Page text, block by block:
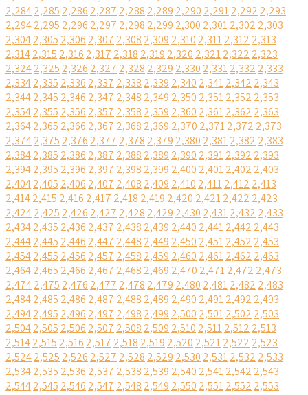
2,2842,285 2,286 2,287 2,288 2,289 2,290 2,2912,292 2,293
2,2942,295 2,296 2,297 2,298 2,299 2,300 2,3012,302 2,303
2,3042,305 2,306 2,307 2,308 2,309 2,310 2,3112,312 2,313
2,3142,315 2,316 2,317 2,318 2,319 2,320 2,3212,322 2,323
2,3242,325 2,326 2,327 2,328 2,329 2,330 2,3312,332 2,333
2,3342,335 2,336 2,337 2,338 2,339 2,340 2,3412,342 2,343
2,3442,345 2,346 2,347 2,348 2,349 2,350 2,3512,352 2,353
2,3542,355 2,356 2,357 2,358 2,359 2,360 2,3612,362 2,363
2,3642,365 2,366 2,367 2,368 2,369 2,370 2,3712,372 2,373
2,3742,375 2,376 2,377 2,378 2,379 2,380 2,3812,382 2,383
2,3842,385 2,386 2,387 2,388 2,389 2,390 2,3912,392 2,393
2,3942,395 2,396 2,397 2,398 2,399 2,400 2,4012,402 2,403
2,4042,405 2,406 2,407 2,408 2,409 2,410 2,4112,412 2,413
2,4142,415 2,416 2,417 2,418 2,419 2,420 2,4212,422 2,423
2,4242,425 2,426 2,427 2,428 2,429 2,430 2,4312,432 2,433
2,4342,435 2,436 2,437 2,438 2,439 2,440 2,4412,442 2,443
2,4442,445 2,446 2,447 2,448 2,449 2,450 2,4512,452 2,453
2,4542,455 2,456 2,457 2,458 2,459 2,460 2,4612,462 2,463
2,4642,465 2,466 2,467 2,468 2,469 2,470 2,4712,472 2,473
2,4742,475 2,476 2,477 2,478 2,479 2,480 2,4812,482 2,483
2,4842,485 2,486 2,487 2,488 2,489 2,490 2,4912,492 2,493
2,4942,495 2,496 2,497 2,498 2,499 2,500 2,5012,502 2,503
2,5042,505 2,506 2,507 2,508 2,509 2,510 2,5112,512 2,513
2,5142,515 2,516 2,517 2,518 2,519 2,520 2,5212,522 2,523
2,5242,525 2,526 2,527 2,528 2,529 2,530 2,5312,532 2,533
2,5342,535 2,536 2,537 2,538 2,539 2,540 2,5412,542 2,543
2,5442,545 2,546 2,547 2,548 2,549 2,550 2,5512,552 2,553